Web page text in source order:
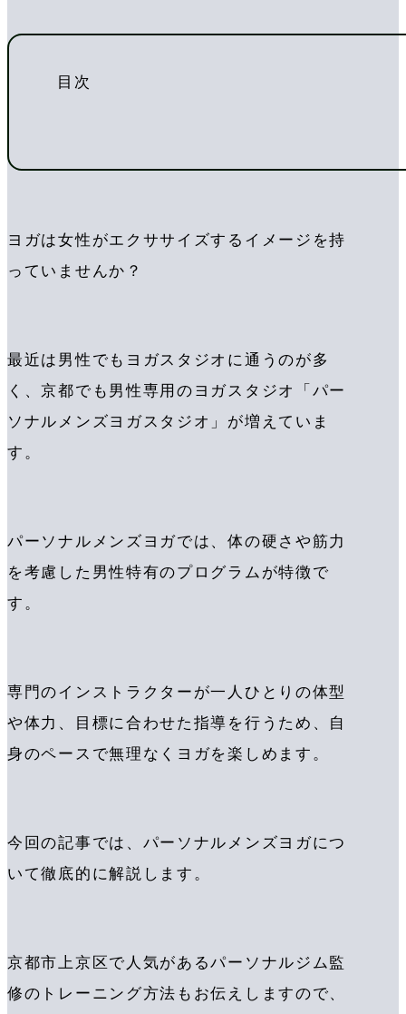
目次
ヨガは女性がエクササイズするイメージを持
っていませんか？
最近は男性でもヨガスタジオに通うのが多
く、京都でも男性専用のヨガスタジオ「パー
ソナルメンズヨガスタジオ」が増えていま
す。
パーソナルメンズヨガでは、体の硬さや筋力
を考慮した男性特有のプログラムが特徴で
す。
専門のインストラクターが一人ひとりの体型
や体力、目標に合わせた指導を行うため、自
身のペースで無理なくヨガを楽しめます。
今回の記事では、パーソナルメンズヨガにつ
いて徹底的に解説します。
京都市上京区で人気があるパーソナルジム監
修のトレーニング方法もお伝えしますので、